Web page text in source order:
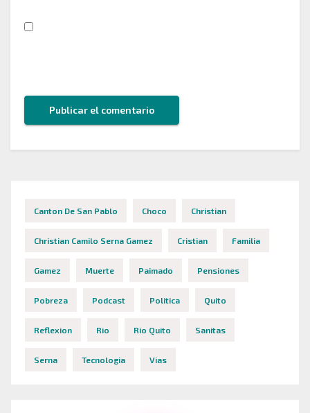
Canton De San Pablo Choco Christian
Christian Camilo Serna Gamez Cristian Familia
Gamez Muerte Paimado Pensiones
Pobreza Podcast Politica Quito
Reflexion Rio Rio Quito Sanitas
Serna Tecnologia Vias